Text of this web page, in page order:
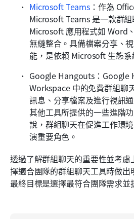
Microsoft Teams ：作為
Microsoft Teams 是一款群
Microsoft 應用程式如 Word
無縫整合。具備檔案分享、
能，是依賴 Microsoft 生態系
Google Hangouts：Google
Workspace 中的免費群組聊
訊息、分享檔案及進行視訊
其他工具所提供的一些進階
說，群組聊天在促進工作環
演重要角色。
透過了解群組聊天的重要性並考
擇適合團隊的群組聊天工具時做出
最終目標是選擇最符合團隊需求並